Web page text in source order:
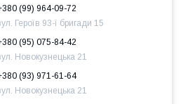
(99) 964-09-72
Героїв 93-ї бригади 15
(95) 075-84-42
Новокузнецька 21
(93) 971-61-64
Новокузнецька 21